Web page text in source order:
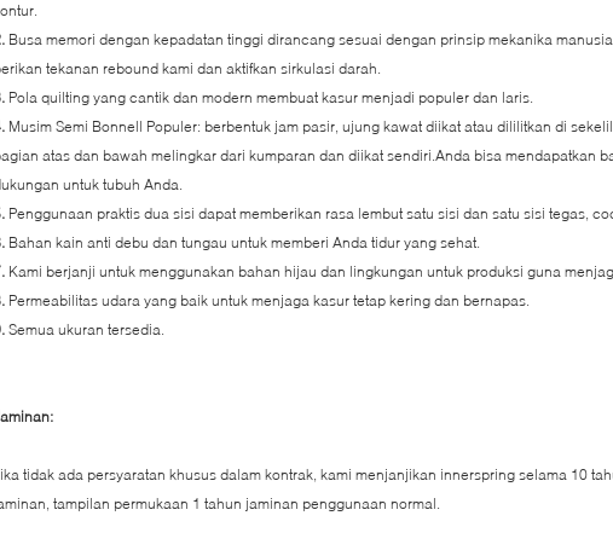
Busa memori dengan kepadatan tinggi dirancang sesuai dengan prinsip mekanika
tekanan rebound kami dan aktifkan sirkulasi darah.
Pola quilting yang cantik dan modern membuat kasur menjadi populer dan laris.
Musim Semi Bonnell Populer: berbentuk jam pasir, ujung kawat diikat atau dililitkan di
atas dan bawah melingkar dari kumparan dan diikat sendiri.Anda bisa mendapatkan
untuk tubuh Anda.
Penggunaan praktis dua sisi dapat memberikan rasa lembut satu sisi dan satu sisi tegas,
Bahan kain anti debu dan tungau untuk memberi Anda tidur yang sehat.
Kami berjanji untuk menggunakan bahan hijau dan lingkungan untuk produksi guna
Permeabilitas udara yang baik untuk menjaga kasur tetap kering dan bernapas.
Semua ukuran tersedia.
tidak ada persyaratan khusus dalam kontrak, kami menjanjikan innerspring selama 10
tampilan permukaan 1 tahun jaminan penggunaan normal.